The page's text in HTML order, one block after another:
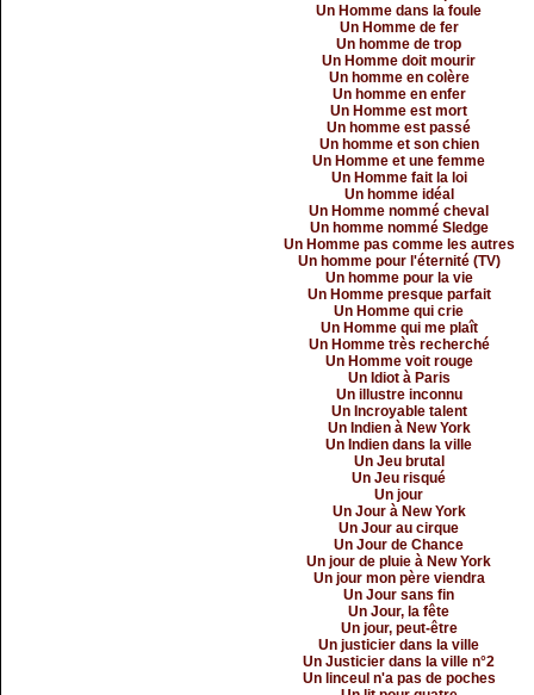
Un Homme dans la foule
Un Homme de fer
Un homme de trop
Un Homme doit mourir
Un homme en colère
Un homme en enfer
Un Homme est mort
Un homme est passé
Un homme et son chien
Un Homme et une femme
Un Homme fait la loi
Un homme idéal
Un Homme nommé cheval
Un homme nommé Sledge
Un Homme pas comme les autres
Un homme pour l'éternité (TV)
Un homme pour la vie
Un Homme presque parfait
Un Homme qui crie
Un Homme qui me plaît
Un Homme très recherché
Un Homme voit rouge
Un Idiot à Paris
Un illustre inconnu
Un Incroyable talent
Un Indien à New York
Un Indien dans la ville
Un Jeu brutal
Un Jeu risqué
Un jour
Un Jour à New York
Un Jour au cirque
Un Jour de Chance
Un jour de pluie à New York
Un jour mon père viendra
Un Jour sans fin
Un Jour, la fête
Un jour, peut-être
Un justicier dans la ville
Un Justicier dans la ville n°2
Un linceul n'a pas de poches